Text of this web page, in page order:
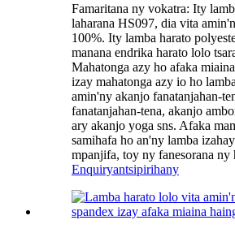
Famaritana ny vokatra: Ity
laharana HS097, dia vita
100%. Ity lamba harato
manana endrika harato lolo
Mahatonga azy ho afaka
izay mahatonga azy io ho
amin'ny akanjo fanatanjahan-
fanatanjahan-tena, akanjo
ary akanjo yoga sns. Afaka
samihafa ho an'ny lamba
mpanjifa, toy ny fanesorana ny
Enquiryantsipirihany